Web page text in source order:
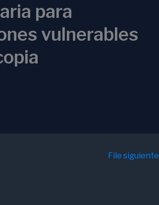
para
vulnerables
File siguiente